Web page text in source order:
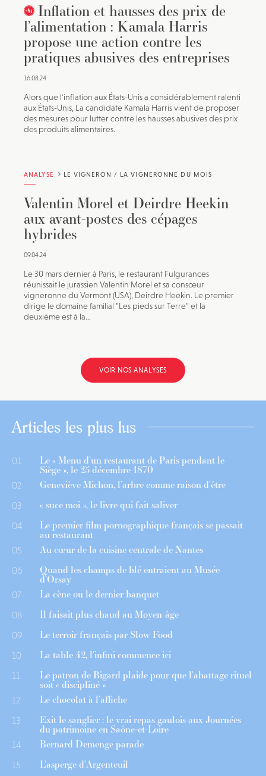
Inflation et hausses des prix de
l’alimentation : Kamala Harris
propose une action contre les
pratiques abusives des entreprises
16.08.24
Alors que l'inflation aux États-Unis a considérablement ralenti
aux États-Unis, La candidate Kamala Harris vient de proposer
des mesures pour lutter contre les hausses abusives des prix
des produits alimentaires.
ANALYSE LE VIGNERON / LA VIGNERONNE DU MOIS
Valentin Morel et Deirdre Heekin
aux avant-postes des cépages
hybrides
09.04.24
Le 30 mars dernier à Paris, le restaurant Fulgurances
réunissait le jurassien Valentin Morel et sa consœur
vigneronne du Vermont (USA), Deirdre Heekin. Le premier
dirige le domaine familial "Les pieds sur Terre" et la
deuxième est à la...
VOIR NOS ANALYSES
Articles les plus lus
01 Le « Menu d’un restaurant de Paris pendant le
Siège », le 25 décembre 1870
02 Geneviève Michon, l’arbre comme raison d’être
03 « suce moi », le livre qui fait saliver
04 Le premier film pornographique français se passait
au restaurant
05 Au cœur de la cuisine centrale de Nantes
06 Quand les champs de blé entraient au Musée
d’Orsay
07 La cène ou le dernier banquet
08 Il faisait plus chaud au Moyen-âge
09 Le terroir français par Slow Food
10 La table 42, l’infini commence ici
11 Le patron de Bigard plaide pour que l’abattage rituel
soit « discipliné »
12 Le chocolat à l’affiche
13 Exit le sanglier : le vrai repas gaulois aux Journées
du patrimoine en Saône-et-Loire
14 Bernard Demenge parade
15 L’asperge d’Argenteuil